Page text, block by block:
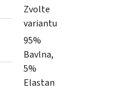
Zvolte
variantu
95%
Bavlna,
5%
Elastan